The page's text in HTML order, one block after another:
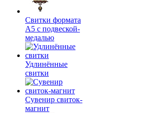
Свитки формата
А5 с подвеской-
медалью
Удлинённые
свитки
Сувенир свиток-
магнит